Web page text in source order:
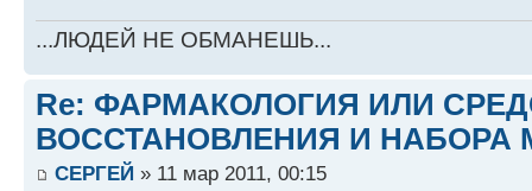
...ЛЮДЕЙ НЕ ОБМАНЕШЬ...
Re: ФАРМАКОЛОГИЯ ИЛИ
ВОССТАНОВЛЕНИЯ И НАБОРА
СЕРГЕЙ » 11 мар 2011, 00:15